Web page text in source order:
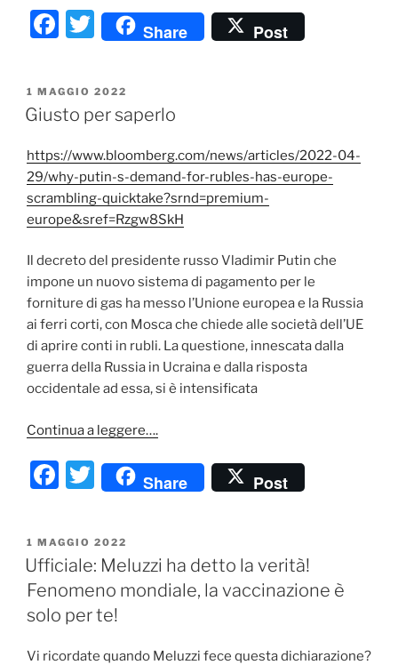
F
c
e
o
o
k
T
w
itt
er
Share Post
PUBBLICATO
IL
1 MAGGIO 2022
Giusto per saperlo
https://www.bloomberg.com/news/articles/2022-04-
29/why-putin-s-demand-for-rubles-has-europe-
scrambling-quicktake?srnd=premium-
europe&sref=Rzgw8SkH
Il decreto del presidente russo Vladimir Putin che
impone un nuovo sistema di pagamento per le
forniture di gas ha messo l’Unione europea e la Russia
ai ferri corti, con Mosca che chiede alle società dell’UE
di aprire conti in rubli. La questione, innescata dalla
guerra della Russia in Ucraina e dalla risposta
occidentale ad essa, si è intensificata
Continua a leggere….
F
c
e
b
o
o
T
w
itt
er
Share Post
PUBBLICATO
IL
1 MAGGIO 2022
Ufficiale: Meluzzi ha detto la verità!
Fenomeno mondiale, la vaccinazione è
solo per te!
Vi ricordate quando Meluzzi fece questa dichiarazione?